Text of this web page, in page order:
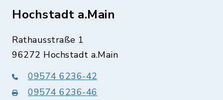
Hochstadt a.Main
Rathausstraße 1
96272 Hochstadt a.Main
09574 6236-42
09574 6236-46